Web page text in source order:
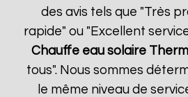
des avis tels que "Très
rapide" ou "Excellent
Chauffe eau solaire
tous". Nous sommes
le même niveau de